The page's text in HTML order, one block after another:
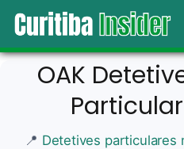
OAK
📍 Detetives particulares